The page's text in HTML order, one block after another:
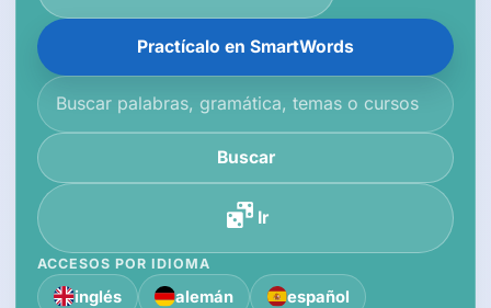
Practícalo en SmartWords
Buscar en la base de conocimiento
Buscar
Ir
ACCESOS POR IDIOMA
inglés alemán español